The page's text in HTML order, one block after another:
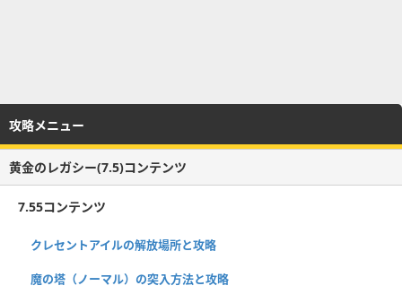
攻略メニュー
黄金のレガシー(7.5)コンテンツ
7.55コンテンツ
クレセントアイルの解放場所と攻略
魔の塔（ノーマル）の突入方法と攻略